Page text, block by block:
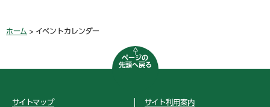
ホーム > イベントカレンダー
ページの
先頭へ戻る
サイトマップ サイト利用案内